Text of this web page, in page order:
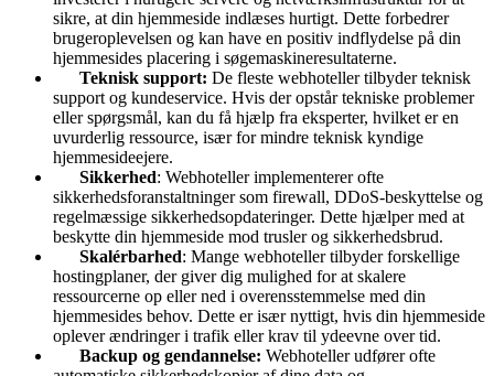
sikre, at din hjemmeside indlæses hurtigt. Dette forbedrer
brugeroplevelsen og kan have en positiv indflydelse på din
hjemmesides placering i søgemaskineresultaterne.
Teknisk support: De fleste webhoteller tilbyder teknisk
support og kundeservice. Hvis der opstår tekniske problemer
eller spørgsmål, kan du få hjælp fra eksperter, hvilket er en
uvurderlig ressource, især for mindre teknisk kyndige
hjemmesideejere.
Sikkerhed: Webhoteller implementerer ofte
sikkerhedsforanstaltninger som firewall, DDoS-beskyttelse og
regelmæssige sikkerhedsopdateringer. Dette hjælper med at
beskytte din hjemmeside mod trusler og sikkerhedsbrud.
Skalérbarhed: Mange webhoteller tilbyder forskellige
hostingplaner, der giver dig mulighed for at skalere
ressourcerne op eller ned i overensstemmelse med din
hjemmesides behov. Dette er især nyttigt, hvis din hjemmeside
oplever ændringer i trafik eller krav til ydeevne over tid.
Backup og gendannelse: Webhoteller udfører ofte